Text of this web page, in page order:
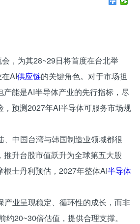
，为其28~29日将首度在台北举
AI供应链的关键角色。对于市场担
能是AI半导体产业的先行指标，尽
预测2027年AI半导体可服务市场规
中国台湾与韩国制造业领域都很
升台股市值跃升为全球第五大股
士丹利预估，2027年整体AI半导体
业呈现稳定、循环性的成长，而非
20~30倍估值，提供合理支撑。